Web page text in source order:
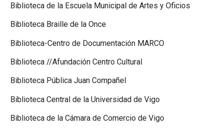
Biblioteca de la Escuela Municipal de Artes y Oficios
Biblioteca Braille de la Once
Biblioteca-Centro de Documentación MARCO
Biblioteca //Afundación Centro Cultural
Biblioteca Pública Juan Compañel
Biblioteca Central de la Universidad de Vigo
Biblioteca de la Cámara de Comercio de Vigo